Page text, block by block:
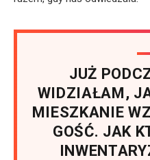
JUŻ
WIDZIAŁAM,
MIESZKANIE
GOŚĆ. JAK